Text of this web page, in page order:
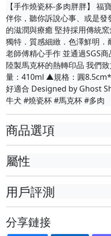
【手作燒瓷杯-多肉胖胖】 福
伴你，聽你訴說心事、或是
的滋潤與療癒 堅持採用傳統
獨特．質感細緻．色澤鮮明
老師傅精心手作 並通過SGS
陸製馬克杯的熱轉印品 我們
量：410ml ▲規格：圓
好適合 Designed by Ghost
牛犬 #燒瓷杯 #馬克杯 #多肉
商品選項
屬性
用戶評測
分享鏈接